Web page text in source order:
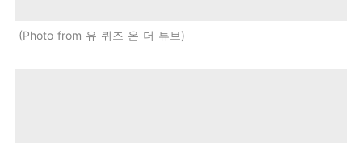
Photo from 유 퀴즈 온 더 튜브